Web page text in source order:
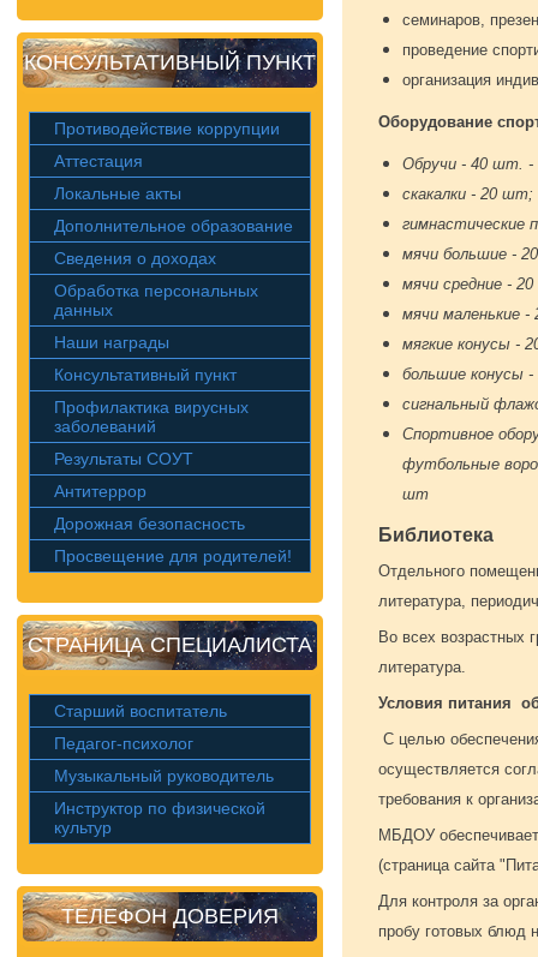
КОНСУЛЬТАТИВНЫЙ ПУНКТ
Противодействие коррупции
Аттестация
Локальные акты
Дополнительное образование
Сведения о доходах
Обработка персональных
данных
Наши награды
Консультативный пункт
Профилактика вирусных
заболеваний
Результаты СОУТ
Антитеррор
Дорожная безопасность
Просвещение для родителей!
СТРАНИЦА СПЕЦИАЛИСТА
Старший воспитатель
Педагог-психолог
Музыкальный руководитель
Инструктор по физической
культур
ТЕЛЕФОН ДОВЕРИЯ
семинаров,
проведение
организация
Оборудование
Обручи - 40 шт. -
скакалки - 20 шт;
гимнастические
мячи большие -
мячи средние -
мячи маленькие
мягкие конусы -
большие конусы
сигнальный
Спортивное
футбольные
шт
Библиотека
Отдельного
литература,
Во всех возрастных
литература.
Условия питания
С целью
осуществляется
требования к
МБДОУ
(страница сайта
Для контроля за
пробу готовых блюд